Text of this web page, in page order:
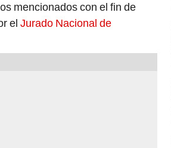
mencionados con el fin de
el Jurado Nacional de